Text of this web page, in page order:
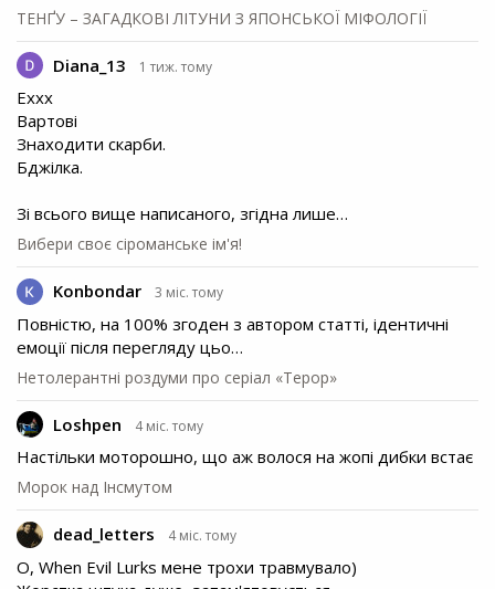
ТЕНҐУ – ЗАГАДКОВІ ЛІТУНИ З ЯПОНСЬКОЇ МІФОЛОГІЇ
Diana_13 1 тиж. тому
Еххх
Вартові
Знаходити скарби.
Бджілка.
Зі всього вище написаного, згідна лише…
Вибери своє сіроманське ім'я!
Konbondar 3 міс. тому
Повністю, на 100% згоден з автором статті, ідентичні
емоції після перегляду цьо…
Нетолерантні роздуми про серіал «Терор»
Loshpen 4 міс. тому
Настільки моторошно, що аж волося на жопі дибки встає
Морок над Інсмутом
dead_letters 4 міс. тому
О, When Evil Lurks мене трохи травмувало)